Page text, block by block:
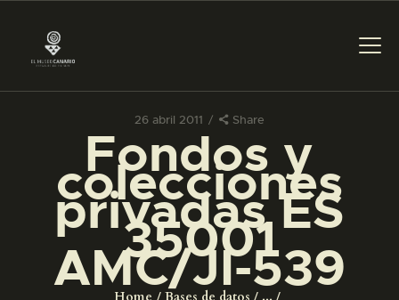
26 abril 2011 Share
Fondos y
colecciones
privadas ES
35001
AMC/JI-539
PREPARAR LA VISITA
ACTIVIDADES
█